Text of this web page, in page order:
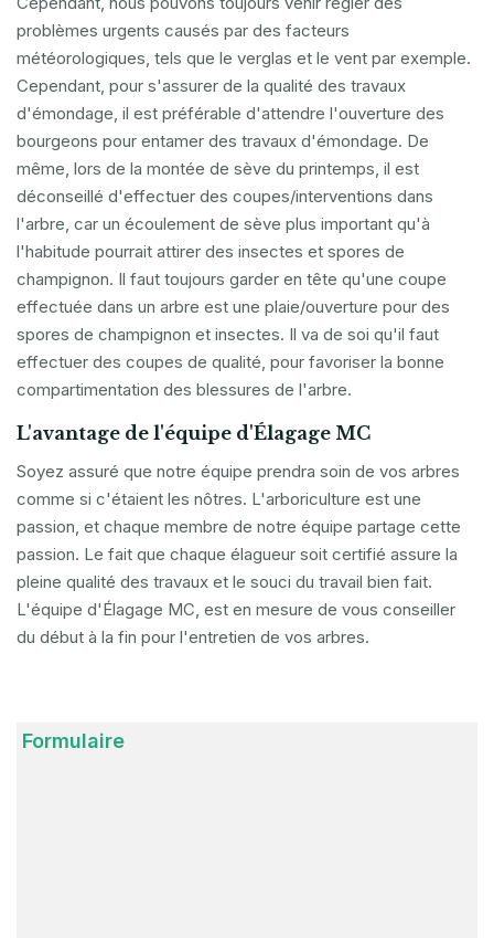
problèmes urgents causés par des facteurs
météorologiques, tels que le verglas et le vent par exemple.
Cependant, pour s'assurer de la qualité des travaux
d'émondage, il est préférable d'attendre l'ouverture des
bourgeons pour entamer des travaux d'émondage. De
même, lors de la montée de sève du printemps, il est
déconseillé d'effectuer des coupes/interventions dans
l'arbre, car un écoulement de sève plus important qu'à
l'habitude pourrait attirer des insectes et spores de
champignon. Il faut toujours garder en tête qu'une coupe
effectuée dans un arbre est une plaie/ouverture pour des
spores de champignon et insectes. Il va de soi qu'il faut
effectuer des coupes de qualité, pour favoriser la bonne
compartimentation des blessures de l'arbre.
L'avantage de l'équipe d'Élagage MC
Soyez assuré que notre équipe prendra soin de vos arbres
comme si c'étaient les nôtres. L'arboriculture est une
passion, et chaque membre de notre équipe partage cette
passion. Le fait que chaque élagueur soit certifié assure la
pleine qualité des travaux et le souci du travail bien fait.
L'équipe d'Élagage MC, est en mesure de vous conseiller
du début à la fin pour l'entretien de vos arbres.
Formulaire